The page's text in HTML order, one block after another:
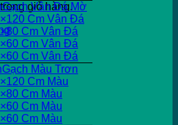
giỏ hàng.
Gạch Vân Đá Mờ
Cm Vân Đá
Cm Vân Đá
Cm Vân Đá
Cm Vân Đá
Gạch Màu Trơn
Cm Màu
Cm Màu
Cm Màu
Cm Màu